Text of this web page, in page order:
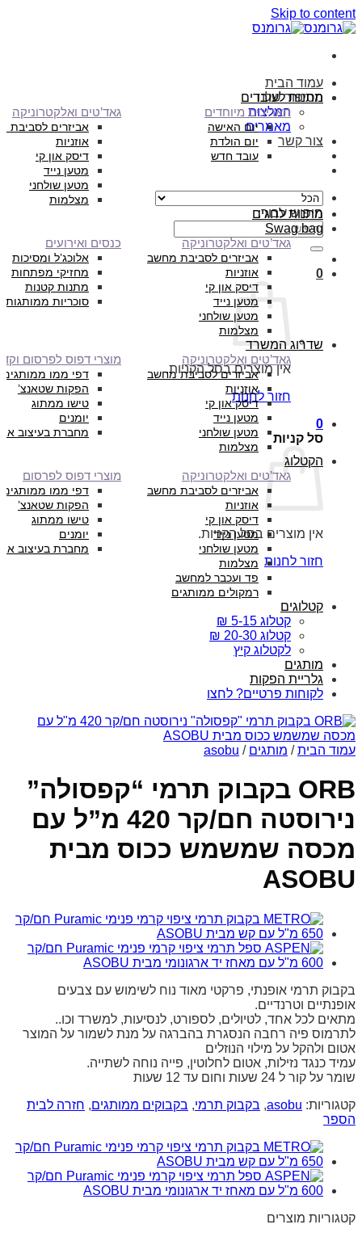
Skip to content
עמוד הבית
הסיפור שלנו
המלצות
מאמרים
צור קשר
חיפוש עבור:
0
אין מוצרים בסל הקניות.
חזור לחנות
0
סל קניות
אין מוצרים בסל הקניות.
חזור לחנות
מתנות לעובדים
תאריכים מיוחדים
יום האישה
יום הולדת
עובד חדש
גאד’טים ואלקטרוניקה
אביזרים לסביבת
אוזניות
דיסק און קי
מטען נייד
מטען שולחני
מצלמות
מתנות לחגים
Swag bag
גאד’טים ואלקטרוניקה
אביזרים לסביבת מחשב
אוזניות
דיסק און קי
מטען נייד
מטען שולחני
מצלמות
כנסים ואירועים
אלוכג’ל ומסיכות
מחזיקי מפתחות
מתנות קטנות
סוכריות ממותגות
שדרוג המשרד
גאד’טים ואלקטרוניקה
אביזרים לסביבת מחשב
אוזניות
דיסק און קי
מטען נייד
מטען שולחני
מצלמות
מוצרי דפוס לפרסום
דפי ממו ממותגים
הפקות שטאנצ’
טישו ממתוג
יומנים
מחברת בעיצוב
הקטלוג
גאד’טים ואלקטרוניקה
אביזרים לסביבת מחשב
אוזניות
דיסק און קי
מטען נייד
מטען שולחני
מצלמות
פד ועכבר למחשב
רמקולים ממותגים
מוצרי דפוס לפרסום
דפי ממו ממותגים
הפקות שטאנצ’
טישו ממתוג
יומנים
מחברת בעיצוב
קטלוגים
קטלוג 5-15 ₪
קטלוג 20-30 ₪
לקטלוג קיץ
מותגים
גלריית הפקות
לקוחות פרטיים? לחצו
עמוד הבית / מותגים /
asobu
ORB בקבוק תרמי “קפסולה”
נירוסטה חם/קר 420 מ”ל עם
מכסה שמשמש ככוס מבית
ASOBU
בקבוק תרמי אופנתי, פרקטי מאוד נוח לשימוש עם צבעים
אופנתיים וטרנדיים.
מתאים לכל אחד, לטיולים, לספורט, לנסיעות, למשרד וכו..
לתרמוס פיה רחבה הנסגרת בהברגה על מנת לשמור על המוצר
אטום ולהקל על מילוי הנוזלים
עמיד כנגד נזילות, אטום לחלוטין, פייה נוחה לשתייה.
שומר על קור ל 24 שעות וחום עד 12 שעות
קטגוריות: asobu
, בקבוק תרמי, בקבוקים ממותגים, חזרה לבית
הספר
קטגוריות מוצרים